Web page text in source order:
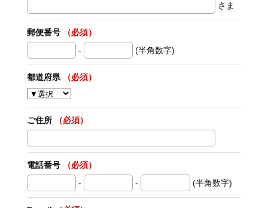
さま
郵便番号
（必須）
-
(半角数字)
都道府県 （必須）
ご住所 （必須）
電話番号
（必須）
-
- (半角数字)